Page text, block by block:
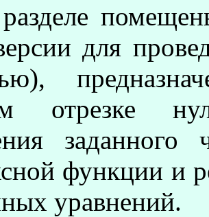
для
отрезке
функции и
уравнений.